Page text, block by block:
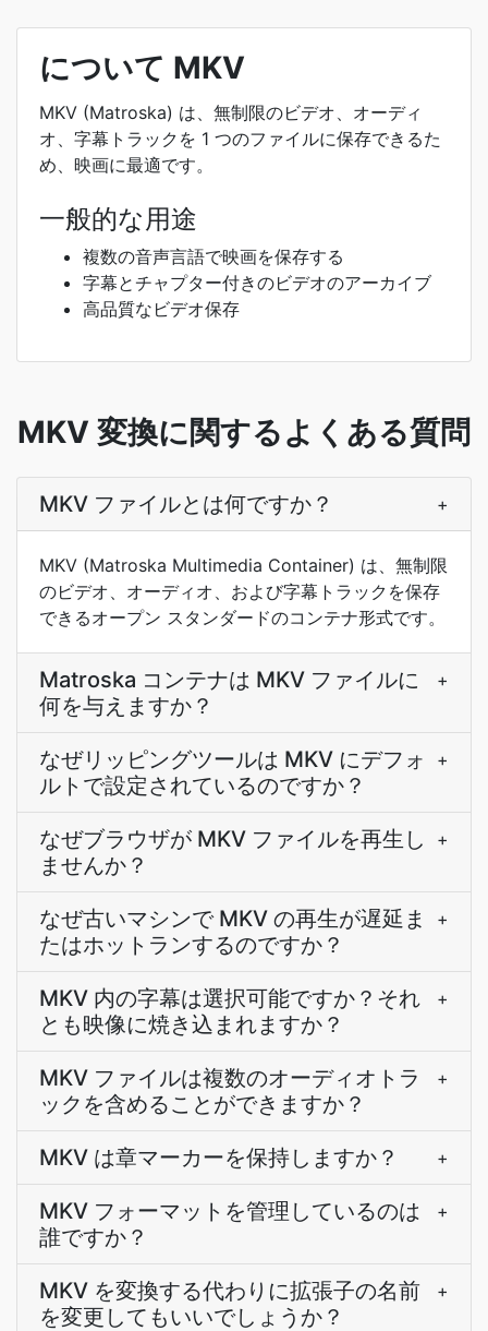
について MKV
MKV (Matroska) は、無制限のビデオ、オーディ
オ、字幕トラックを 1 つのファイルに保存できるた
め、映画に最適です。
一般的な用途
複数の音声言語で映画を保存する
字幕とチャプター付きのビデオのアーカイブ
高品質なビデオ保存
MKV 変換に関するよくある質問
MKV ファイルとは何ですか？ +
MKV (Matroska Multimedia Container) は、無制限
のビデオ、オーディオ、および字幕トラックを保存
できるオープン スタンダードのコンテナ形式です。
Matroska コンテナは MKV ファイルに
何を与えますか？
+
なぜリッピングツールは MKV にデフォ
ルトで設定されているのですか？
+
なぜブラウザが MKV ファイルを再生し
ませんか？
+
なぜ古いマシンで MKV の再生が遅延ま
たはホットランするのですか？
+
MKV 内の字幕は選択可能ですか？それ
とも映像に焼き込まれますか？
+
MKV ファイルは複数のオーディオトラ
ックを含めることができますか？
+
MKV は章マーカーを保持しますか？ +
MKV フォーマットを管理しているのは
誰ですか？
+
MKV を変換する代わりに拡張子の名前
を変更してもいいでしょうか？
+